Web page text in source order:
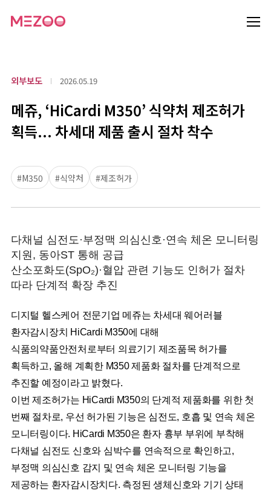
외부보도 2026.05.19
메쥬, ‘HiCardi M350’ 식약처 제조허가
획득... 차세대 제품 출시 절차 착수
#M350 #식약처 #제조허가
다채널 심전도·부정맥 의심신호·연속 체온 모니터링
지원, 동아ST 통해 공급
산소포화도(SpO₂)·혈압 관련 기능도 인허가 절차
따라 단계적 확장 추진
디지털 헬스케어 전문기업 메쥬는 차세대 웨어러블
환자감시장치 HiCardi M350에 대해
식품의약품안전처로부터 의료기기 제조품목 허가를
획득하고, 올해 계획한 M350 제품화 절차를 단계적으로
추진할 예정이라고 밝혔다.
이번 제조허가는 HiCardi M350의 단계적 제품화를 위한 첫
번째 절차로, 우선 허가된 기능은 심전도, 호흡 및 연속 체온
모니터링이다. HiCardi M350은 환자 흉부 부위에 부착해
다채널 심전도 신호와 심박수를 연속적으로 확인하고,
부정맥 의심신호 감지 및 연속 체온 모니터링 기능을
제공하는 환자감시장치다. 측정된 생체신호와 기기 상태